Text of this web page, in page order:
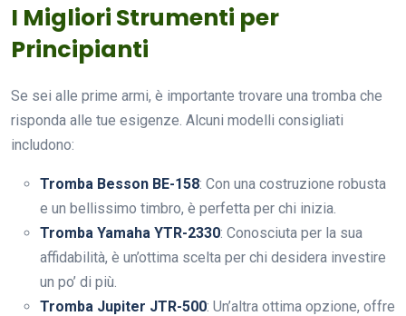
I Migliori Strumenti per
Principianti
Se sei alle prime armi, è importante trovare una tromba che
risponda alle tue esigenze. Alcuni modelli consigliati
includono:
Tromba Besson BE-158: Con una costruzione robusta
e un bellissimo timbro, è perfetta per chi inizia.
Tromba Yamaha YTR-2330: Conosciuta per la sua
affidabilità, è un’ottima scelta per chi desidera investire
un po’ di più.
Tromba Jupiter JTR-500: Un’altra ottima opzione, offre